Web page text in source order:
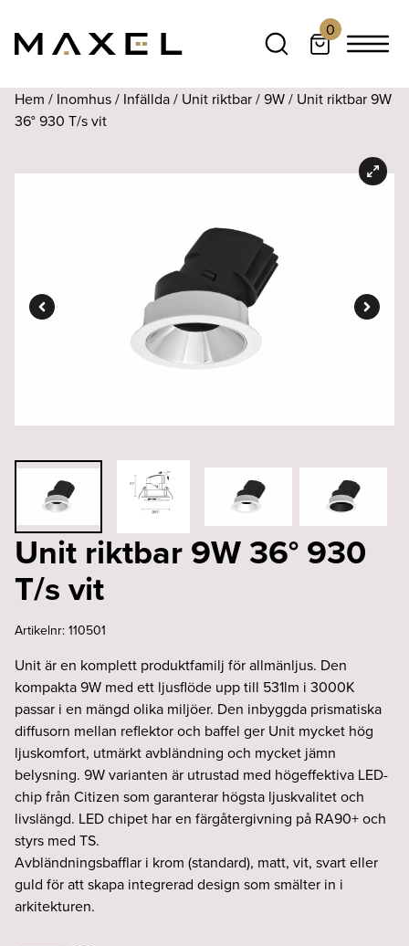
0
Hem / Inomhus/ Infällda/ Unit riktbar/9W/ Unit riktbar 9W
36° 930 T/s vit
Unit riktbar 9W 36° 930
T/s vit
Artikelnr: 110501
Unit är en komplett produktfamilj för allmänljus. Den
kompakta 9W med ett ljusflöde upp till 531lm i 3000K
passar i en mängd olika miljöer. Den inbyggda prismatiska
diffusorn mellan reflektor och baffel ger Unit mycket hög
ljuskomfort, utmärkt avbländning och mycket jämn
belysning. 9W varianten är utrustad med högeffektiva LED-
chip från Citizen som garanterar högsta ljuskvalitet och
livslängd. LED chipet har en färgåtergivning på RA90+ och
styrs med TS.
Avbländningsbafflar i krom (standard), matt, vit, svart eller
guld för att skapa integrerad design som smälter in i
arkitekturen.